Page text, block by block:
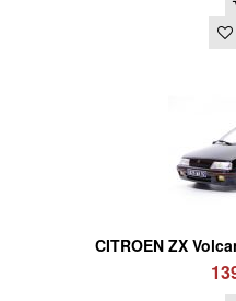
CITROEN ZX